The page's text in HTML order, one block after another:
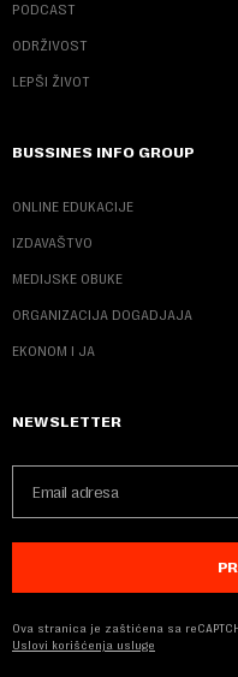
PODCAST
ODRŽIVOST
LEPŠI ŽIVOT
BUSSINES INFO GROUP
ONLINE EDUKACIJE
IZDAVAŠTVO
MEDIJSKE OBUKE
ORGANIZACIJA DOGADJAJA
EKONOM I JA
NEWSLETTER
Ova stranica je zaštićena sa
Uslovi korišćenja usluge